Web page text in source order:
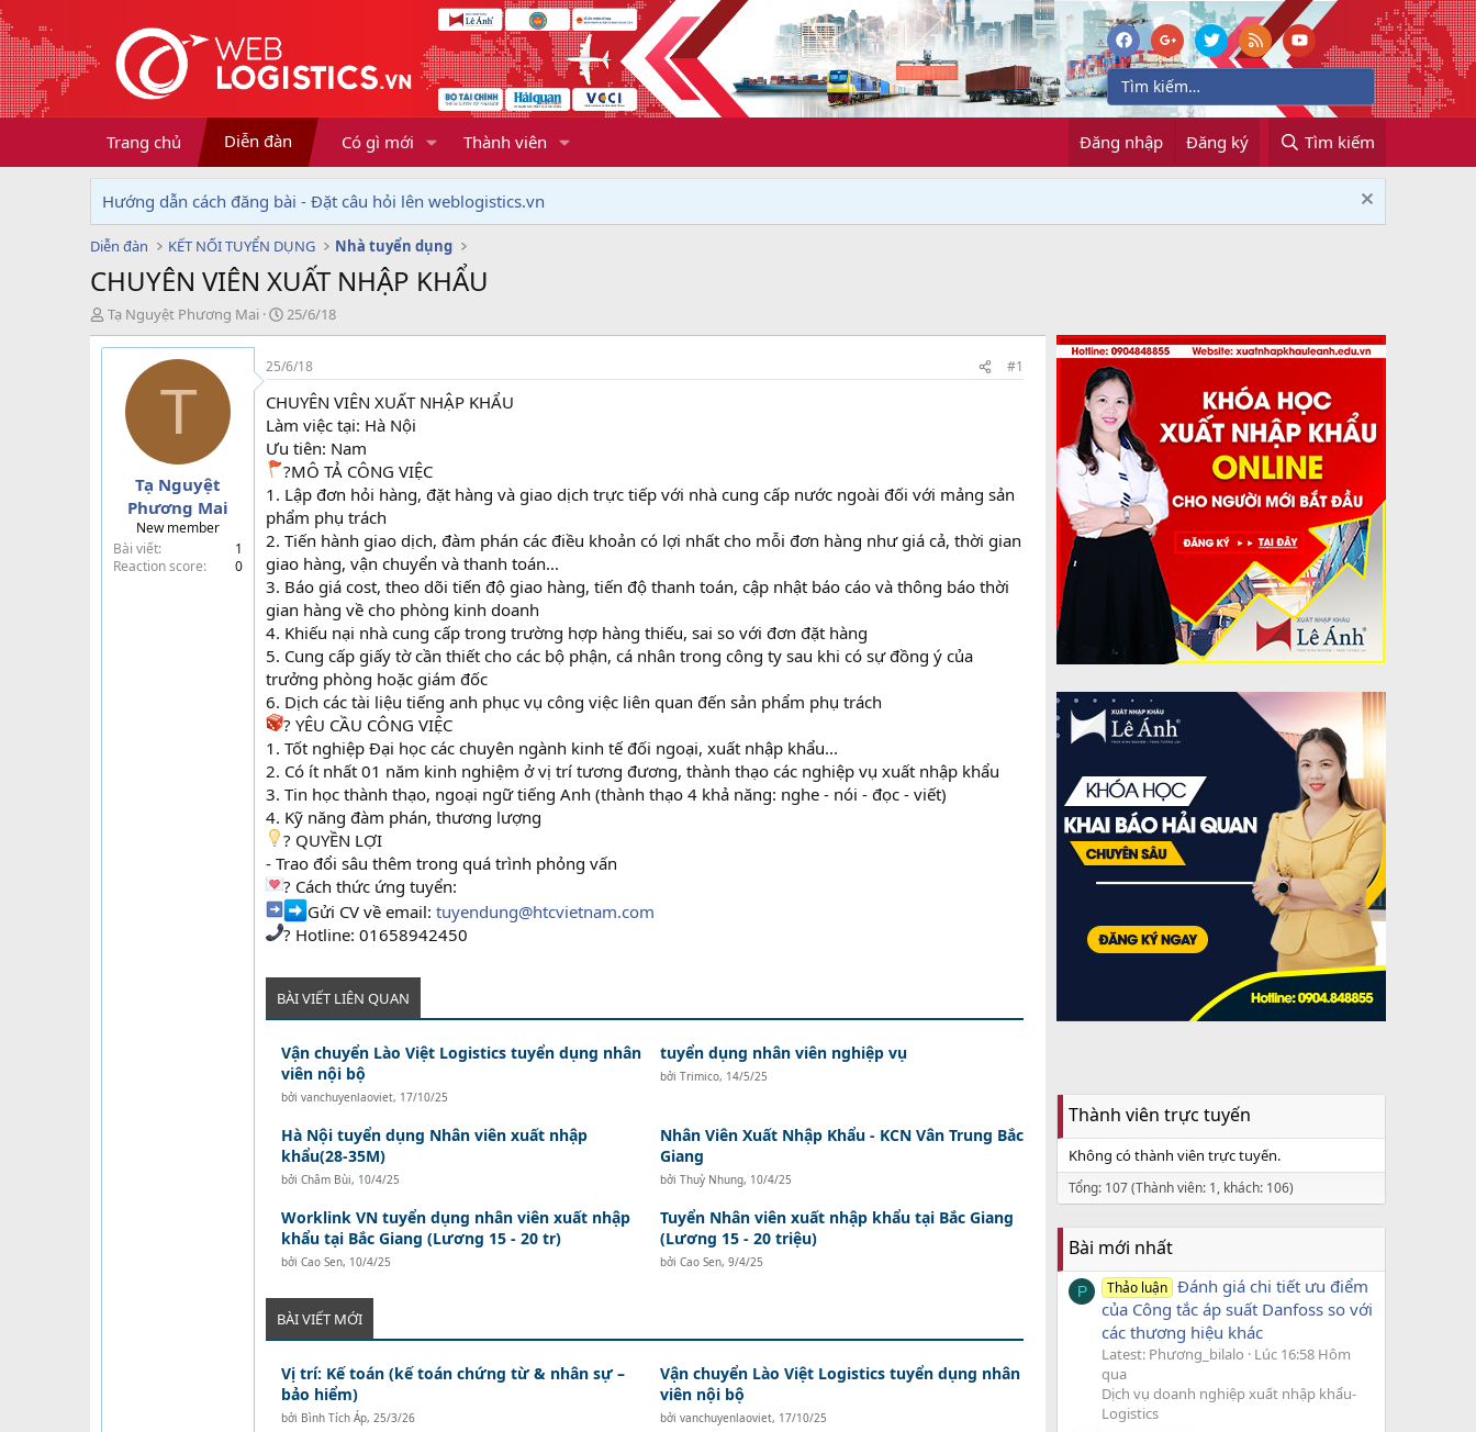
Trang chủ Diễn đàn Có gì mới Thành viên Đăng nhập Đăng ký Tìm kiếm
Hướng dẫn cách đăng bài - Đặt câu hỏi lên weblogistics.vn
Diễn đàn KẾT NỐI TUYỂN DỤNG Nhà tuyển dụng
CHUYÊN VIÊN XUẤT NHẬP KHẨU
T
h
r
Tạ Nguyệt Phương Mai
N
g
y
ử
i
25/6/18
T
Tạ Nguyệt
Phương Mai
New member
Bài viết
1
Reaction score
0
25/6/18 #1
CHUYÊN VIÊN XUẤT NHẬP KHẨU
Làm việc tại: Hà Nội
Ưu tiên: Nam
?MÔ TẢ CÔNG VIỆC
1. Lập đơn hỏi hàng, đặt hàng và giao dịch trực tiếp với nhà cung cấp nước ngoài đối với mảng sản
phẩm phụ trách
2. Tiến hành giao dịch, đàm phán các điều khoản có lợi nhất cho mỗi đơn hàng như giá cả, thời gian
giao hàng, vận chuyển và thanh toán...
3. Báo giá cost, theo dõi tiến độ giao hàng, tiến độ thanh toán, cập nhật báo cáo và thông báo thời
gian hàng về cho phòng kinh doanh
4. Khiếu nại nhà cung cấp trong trường hợp hàng thiếu, sai so với đơn đặt hàng
5. Cung cấp giấy tờ cần thiết cho các bộ phận, cá nhân trong công ty sau khi có sự đồng ý của
trưởng phòng hoặc giám đốc
6. Dịch các tài liệu tiếng anh phục vụ công việc liên quan đến sản phẩm phụ trách
? YÊU CẦU CÔNG VIỆC
1. Tốt nghiệp Đại học các chuyên ngành kinh tế đối ngoại, xuất nhập khẩu...
2. Có ít nhất 01 năm kinh nghiệm ở vị trí tương đương, thành thạo các nghiệp vụ xuất nhập khẩu
3. Tin học thành thạo, ngoại ngữ tiếng Anh (thành thạo 4 khả năng: nghe - nói - đọc - viết)
4. Kỹ năng đàm phán, thương lượng
? QUYỀN LỢI
- Trao đổi sâu thêm trong quá trình phỏng vấn
? Cách thức ứng tuyển:
Gửi CV về email: tuyendung@htcvietnam.com
? Hotline: 01658942450
BÀI VIẾT LIÊN QUAN
Vận chuyển Lào Việt Logistics tuyển dụng nhân
viên nội bộ
bởi vanchuyenlaoviet, 17/10/25
tuyển dụng nhân viên nghiệp vụ
bởi Trimico, 14/5/25
Hà Nội tuyển dụng Nhân viên xuất nhập
khẩu(28-35M)
bởi Châm Bùi, 10/4/25
Nhân Viên Xuất Nhập Khẩu - KCN Vân Trung Bắc
Giang
bởi Thuỳ Nhung, 10/4/25
Worklink VN tuyển dụng nhân viên xuất nhập
khẩu tại Bắc Giang (Lương 15 - 20 tr)
bởi Cao Sen, 10/4/25
Tuyển Nhân viên xuất nhập khẩu tại Bắc Giang
(Lương 15 - 20 triệu)
bởi Cao Sen, 9/4/25
BÀI VIẾT MỚI
Vị trí: Kế toán (kế toán chứng từ & nhân sự –
bảo hiểm)
bởi Bình Tích Áp, 25/3/26
Vận chuyển Lào Việt Logistics tuyển dụng nhân
viên nội bộ
bởi vanchuyenlaoviet, 17/10/25
Thành viên trực tuyến
Không có thành viên trực tuyến.
Tổng: 107 (Thành viên: 1, khách: 106)
Bài mới nhất
P Thảo luận Đánh giá chi tiết ưu điểm
của Công tắc áp suất Danfoss so với
các thương hiệu khác
Latest: Phương_bilalo
Lúc 16:58 Hôm
qua
Dịch vụ doanh nghiệp xuất nhập khẩu-
Logistics